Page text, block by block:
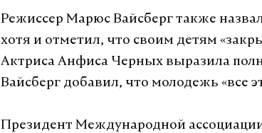
Режиссер Марюс Вайсберг также
хотя и отметил, что своим детям
Актриса Анфиса Черных выразила
Вайсберг добавил, что молодежь «все
Президент Международной